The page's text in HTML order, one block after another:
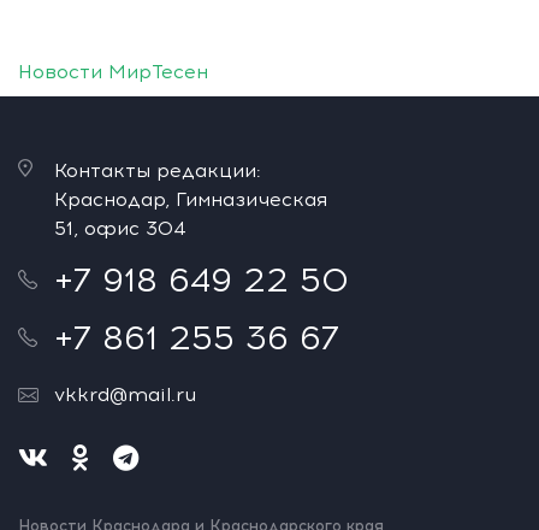
Новости МирТесен
Контакты редакции:
Краснодар, Гимназическая
51, офис 304
+7 918 649 22 50
+7 861 255 36 67
vkkrd@mail.ru
Новости Краснодара и Краснодарского края